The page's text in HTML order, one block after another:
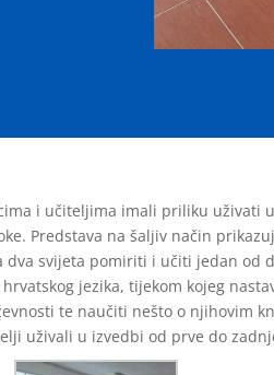
i učiteljima imali priliku uživati
Predstava na šaljiv način
svijeta pomiriti i učiti jedan od
jezika, tijekom kojeg
te naučiti nešto o njihovim
uživali u izvedbi od prve do